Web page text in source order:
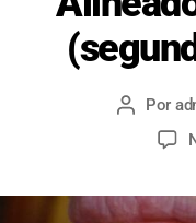
Autor
Por